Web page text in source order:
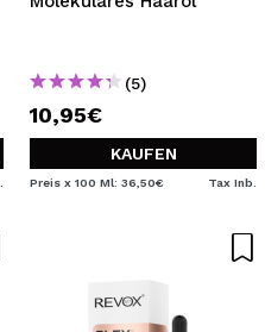
(5)
10,95€
KAUFEN
Preis x 100 Ml: 36,50€ Tax Inb.